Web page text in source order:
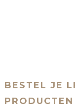
BESTEL JE